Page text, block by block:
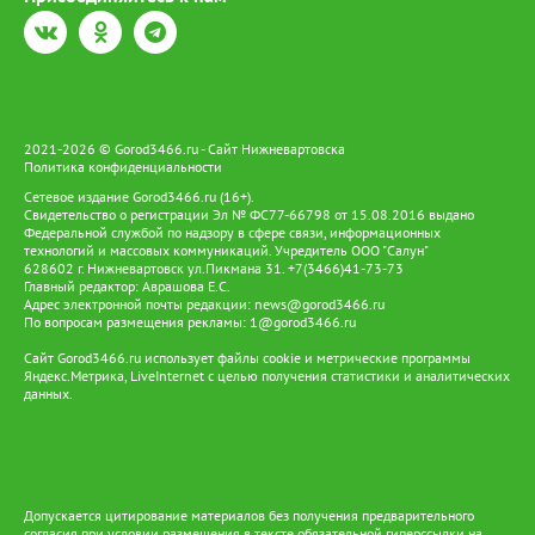
исследования могут быть полезны в реальных
производственных условиях», - рассказала Диана. В секции
земель. «В моей секции было представлено большое
количество работ (26 докладов), соответственно, и
конкуренция была высокая. Работы всех участников очень
достойные и несут вклад в развитии своего предприятия.
Также все работы отличаются оригинальностью и свежестью
идей», - говорит Ольга. В секции «Сбор, транспортировка,
подготовка нефти и газа. Технология и оборудование
процессов транспортировки, подготовки и переработки нефти
и газа» номинации «Эффективность процессов» удостоен
Майбородин. «Благодаря своим наставникам: Сергею Кутькову
и Евгению Полякову, мне удалось взглянуть на элементарные
коллегами, членами жюри. Разговаривать наравне со столь
2021-2026 © Gorod3466.ru - Сайт Нижневартовска
Политика конфиденциальности
Сетевое издание Gorod3466.ru (16+).
Свидетельство о регистрации Эл № ФС77-66798 от 15.08.2016 выдано
Федеральной службой по надзору в сфере связи, информационных
технологий и массовых коммуникаций. Учредитель ООО "Салун"
628602 г. Нижневартовск ул.Пикмана 31. +7(3466)41-73-73
Главный редактор: Аврашова Е.С.
Адрес электронной почты редакции: news@gorod3466.ru
По вопросам размещения рекламы: 1@gorod3466.ru
Сайт Gorod3466.ru использует файлы cookie и метрические программы
Яндекс.Метрика, LiveInternet с целью получения статистики и аналитических
данных.
Допускается цитирование материалов без получения предварительного